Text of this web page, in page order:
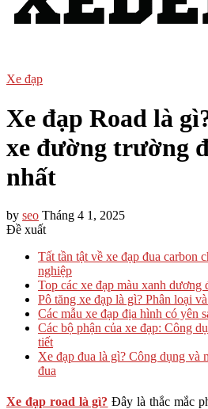
Xe đạp
Xe đạp Road là
xe đường trường
nhất
by seo Tháng 4 1, 2025
Đề xuất
Tất tần tật về xe đạp đua carbon
nghiệp
Top các xe đạp màu xanh dương
Pô tăng xe đạp là gì? Phân loại
Các mẫu xe đạp địa hình có yên
Các bộ phận của xe đạp: Công
tiết
Xe đạp đua là gì? Công dụng và
đua
Xe đạp road là gì? Đây là thắc mắc